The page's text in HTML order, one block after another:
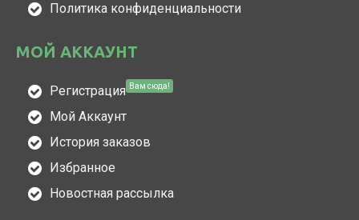
Политика конфиденциальности
МОЙ АККАУНТ
Регистрация Вам сюда!
Мой Аккаунт
История заказов
Избранное
Новостная рассылка